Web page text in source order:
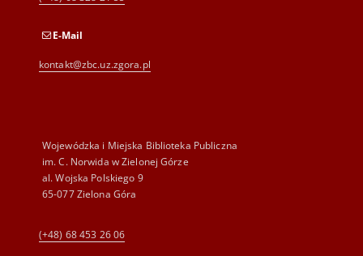
E-Mail
kontakt@zbc.uz.zgora.pl
Wojewódzka i Miejska Biblioteka Publiczna
im. C. Norwida w Zielonej Górze
al. Wojska Polskiego 9
65-077 Zielona Góra
(+48) 68 453 26 06